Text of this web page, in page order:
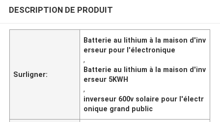
DESCRIPTION DE PRODUIT
Surligner:
Batterie au lithium à la maison d'inv
erseur pour l'électronique
,
Batterie au lithium à la maison d'inv
erseur 5KWH
,
inverseur 600v solaire pour l'électr
onique grand public